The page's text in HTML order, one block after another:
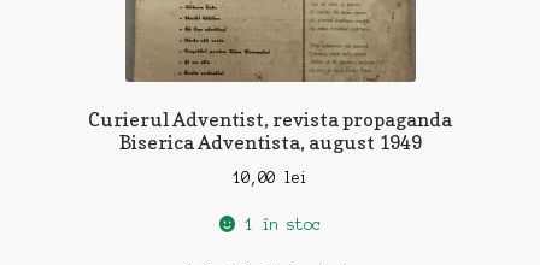
Curierul Adventist, revista propaganda
Biserica Adventista, august 1949
10,00 lei
1 în stoc